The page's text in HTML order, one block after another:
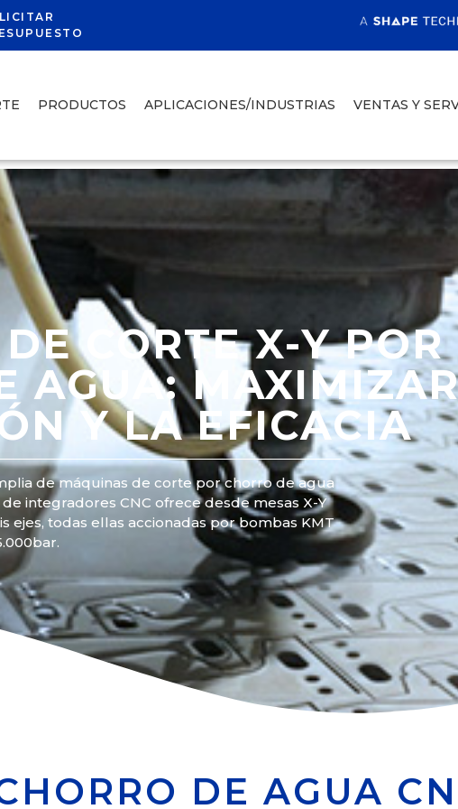
PRODUCTOS APLICACIONES/INDUSTRIAS VENTAS Y
CORTE X-Y POR
AGUA:
Y LA EFICACIA
de máquinas de corte por chorro de agua
integradores CNC ofrece desde mesas X-Y
ejes, todas ellas accionadas por bombas KMT
DE AGUA